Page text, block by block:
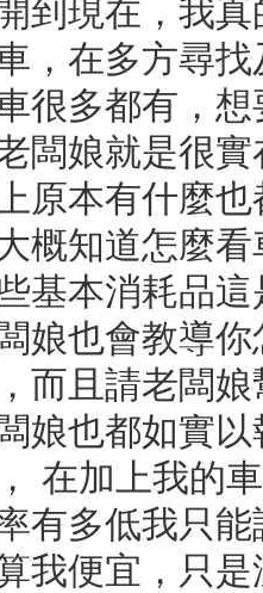
到現在，我
，在多方尋
很多都有，
闆娘就是很
原本有什麼
概知道怎麼
基本消耗品
娘也會教導
而且請老闆
娘也都如實
在加上我的
有多低我只
我便宜，只